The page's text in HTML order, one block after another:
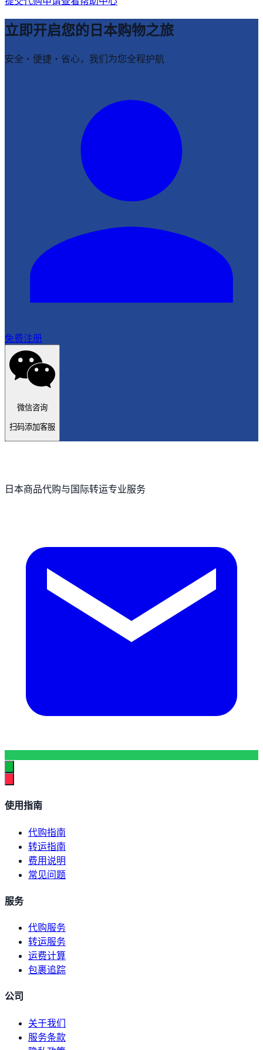
立即开启您的日本购物之旅
安全・便捷・省心，我们为您全程护航
免费注册
微信咨询
扫码添加客服
日本商品代购与国际转运专业服务
使用指南
代购指南
转运指南
费用说明
常见问题
服务
代购服务
转运服务
运费计算
包裹追踪
公司
关于我们
服务条款